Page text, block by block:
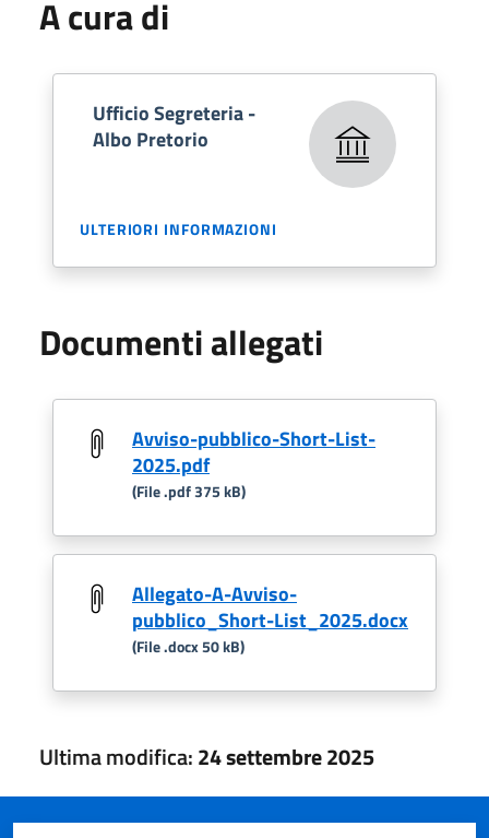
A cura di
Ufficio Segreteria -
Albo Pretorio
ULTERIORI INFORMAZIONI
Documenti allegati
Avviso-pubblico-Short-List-
2025.pdf
(File .pdf 375 kB)
Allegato-A-Avviso-
pubblico_Short-List_2025.docx
(File .docx 50 kB)
Ultima modifica:24 settembre 2025